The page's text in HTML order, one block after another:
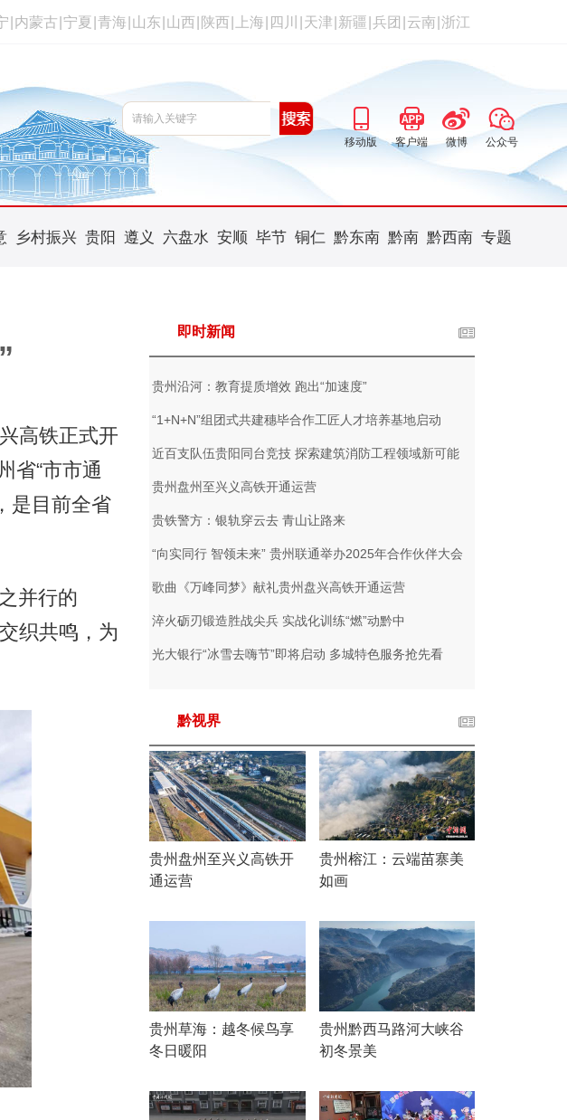
内蒙古 宁夏 青海 山东 山西 陕西 上海 四川 天津 新疆 兵团 云南 浙江
移动版 客户端 微博 公众号
乡村振兴 贵阳 遵义 六盘水 安顺 毕节 铜仁 黔东南 黔南 黔西南 专题
高铁正式开
省“市市通
是目前全省
并行的
织共鸣，为
即时新闻
贵州沿河：教育提质增效 跑出“加速度”
“1+N+N”组团式共建穗毕合作工匠人才培养基地启动
近百支队伍贵阳同台竞技 探索建筑消防工程领域新可能
贵州盘州至兴义高铁开通运营
贵铁警方：银轨穿云去 青山让路来
“向实同行 智领未来” 贵州联通举办2025年合作伙伴大会
歌曲《万峰同梦》献礼贵州盘兴高铁开通运营
淬火砺刃锻造胜战尖兵 实战化训练“燃”动黔中
光大银行“冰雪去嗨节”即将启动 多城特色服务抢先看
黔视界
贵州盘州至兴义高铁开
通运营
贵州榕江：云端苗寨美
如画
贵州草海：越冬候鸟享
冬日暖阳
贵州黔西马路河大峡谷
初冬景美